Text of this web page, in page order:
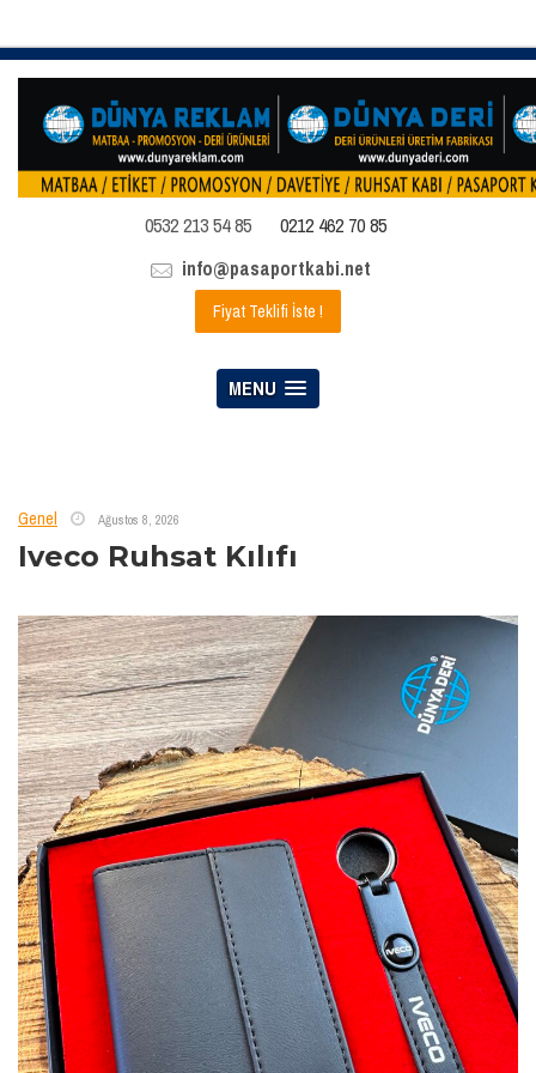
0532 213 54 85
0212 462 70 85
info@pasaportkabi.net
Fiyat Teklifi İste !
MENU
Genel Ağustos 8, 2026
Iveco Ruhsat Kılıfı